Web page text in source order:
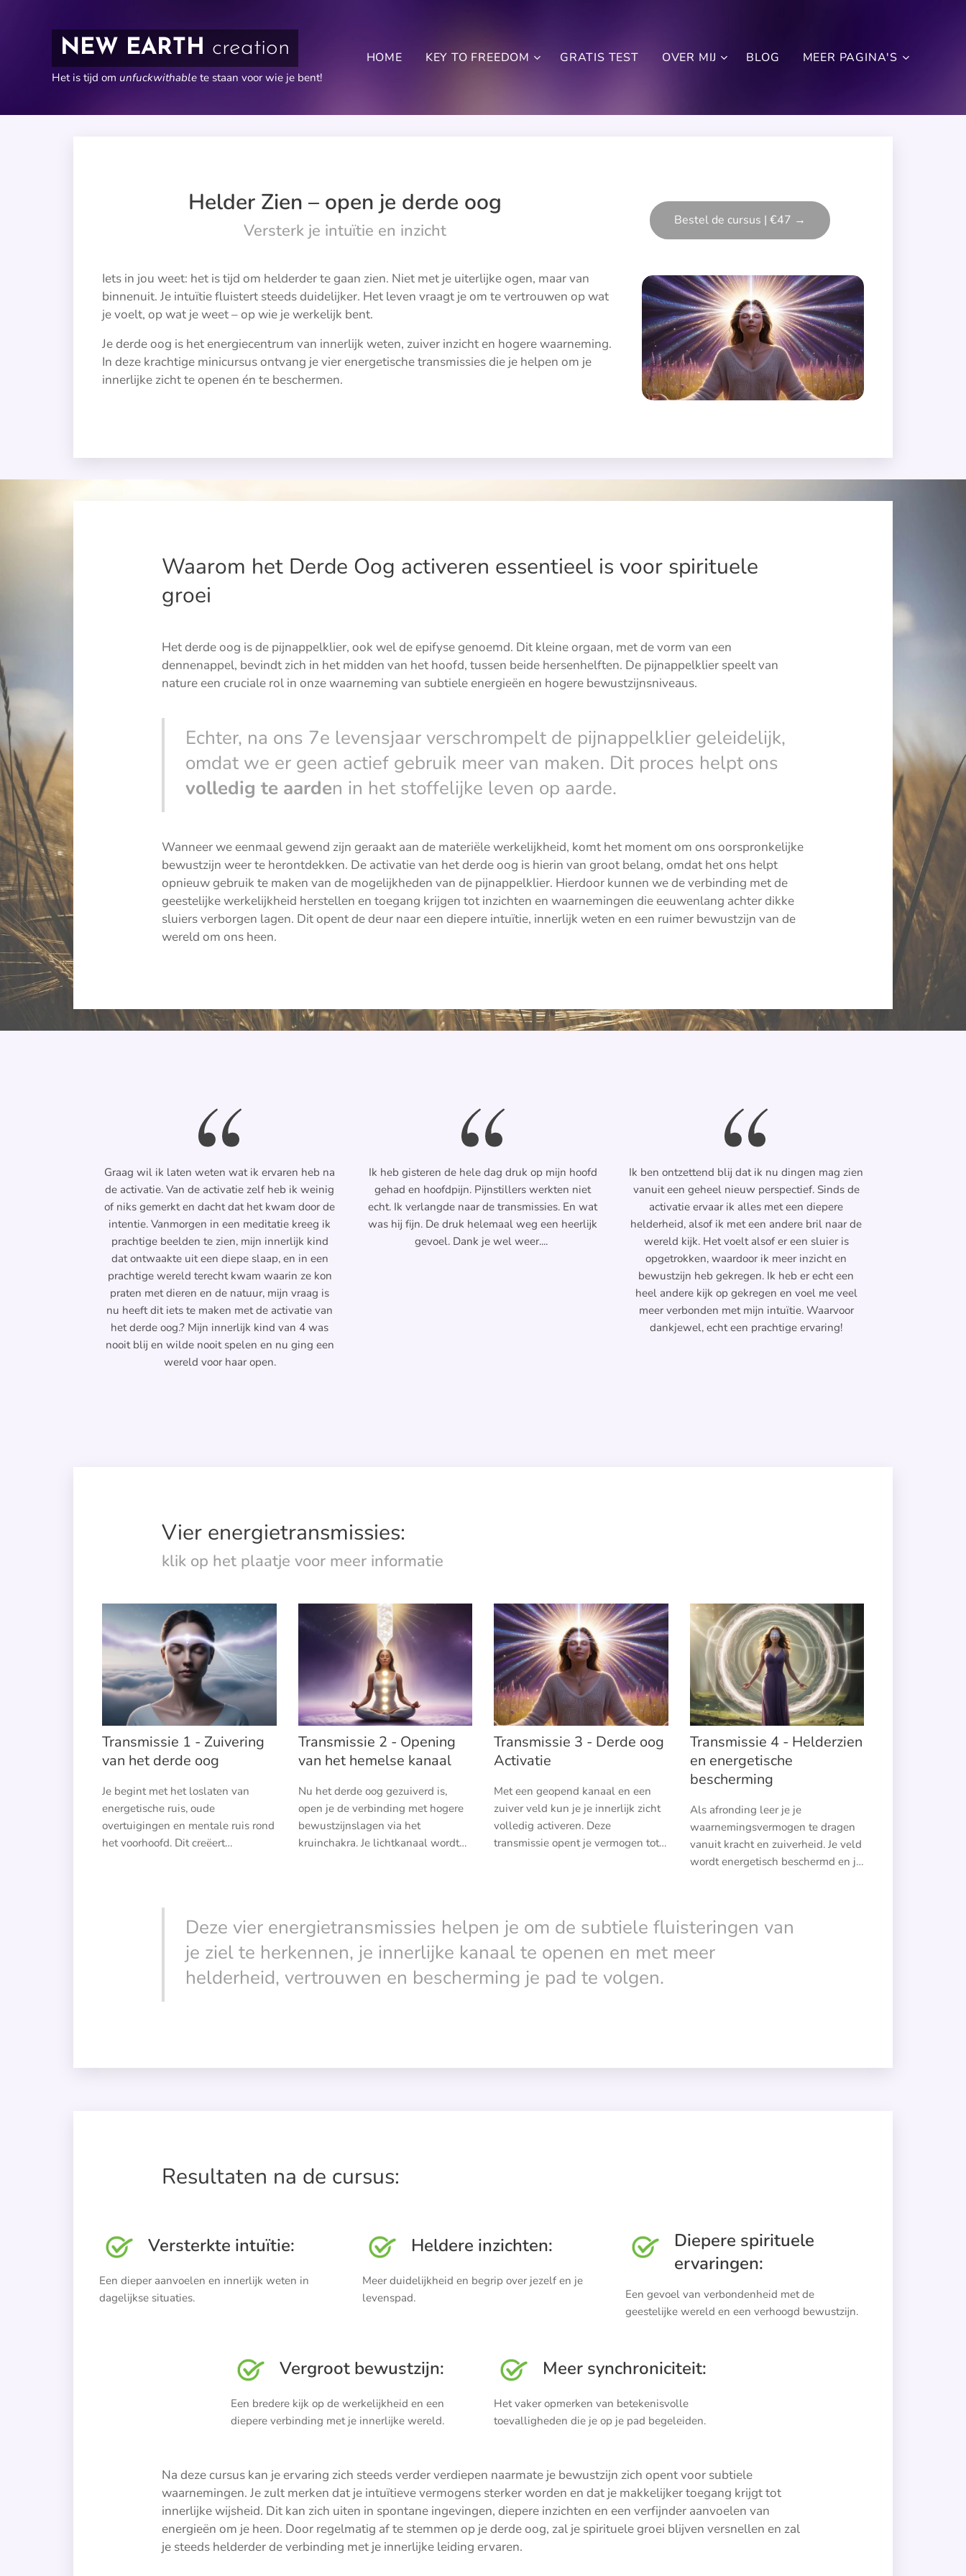
NEW EARTH creation
Het is tijd om unfuckwithable te staan voor wie je bent!
HOME KEY TO FREEDOM GRATIS TEST OVER MIJ BLOG MEER PAGINA'S
Helder Zien – open je derde oog
Versterk je intuïtie en inzicht Bestel de cursus | €47 →
Iets in jou weet: het is tijd om helderder te gaan zien. Niet met je uiterlijke ogen, maar van
binnenuit. Je intuïtie fluistert steeds duidelijker. Het leven vraagt je om te vertrouwen op wat
je voelt, op wat je weet – op wie je werkelijk bent.
Je derde oog is het energiecentrum van innerlijk weten, zuiver inzicht en hogere waarneming.
In deze krachtige minicursus ontvang je vier energetische transmissies die je helpen om je
innerlijke zicht te openen én te beschermen.
Waarom het Derde Oog activeren essentieel is voor spirituele
groei
Het derde oog is de pijnappelklier, ook wel de epifyse genoemd. Dit kleine orgaan, met de vorm van een
dennenappel, bevindt zich in het midden van het hoofd, tussen beide hersenhelften. De pijnappelklier speelt van
nature een cruciale rol in onze waarneming van subtiele energieën en hogere bewustzijnsniveaus.
Echter, na ons 7e levensjaar verschrompelt de pijnappelklier geleidelijk,
omdat we er geen actief gebruik meer van maken. Dit proces helpt ons
volledig te aarden in het stoffelijke leven op aarde.
Wanneer we eenmaal gewend zijn geraakt aan de materiële werkelijkheid, komt het moment om ons oorspronkelijke
bewustzijn weer te herontdekken. De activatie van het derde oog is hierin van groot belang, omdat het ons helpt
opnieuw gebruik te maken van de mogelijkheden van de pijnappelklier. Hierdoor kunnen we de verbinding met de
geestelijke werkelijkheid herstellen en toegang krijgen tot inzichten en waarnemingen die eeuwenlang achter dikke
sluiers verborgen lagen. Dit opent de deur naar een diepere intuïtie, innerlijk weten en een ruimer bewustzijn van de
wereld om ons heen.
Graag wil ik laten weten wat ik ervaren heb na
de activatie. Van de activatie zelf heb ik weinig
of niks gemerkt en dacht dat het kwam door de
intentie. Vanmorgen in een meditatie kreeg ik
prachtige beelden te zien, mijn innerlijk kind
dat ontwaakte uit een diepe slaap, en in een
prachtige wereld terecht kwam waarin ze kon
praten met dieren en de natuur, mijn vraag is
nu heeft dit iets te maken met de activatie van
het derde oog.? Mijn innerlijk kind van 4 was
nooit blij en wilde nooit spelen en nu ging een
wereld voor haar open.
Ik heb gisteren de hele dag druk op mijn hoofd
gehad en hoofdpijn. Pijnstillers werkten niet
echt. Ik verlangde naar de transmissies. En wat
was hij fijn. De druk helemaal weg een heerlijk
gevoel. Dank je wel weer....
Ik ben ontzettend blij dat ik nu dingen mag zien
vanuit een geheel nieuw perspectief. Sinds de
activatie ervaar ik alles met een diepere
helderheid, alsof ik met een andere bril naar de
wereld kijk. Het voelt alsof er een sluier is
opgetrokken, waardoor ik meer inzicht en
bewustzijn heb gekregen. Ik heb er echt een
heel andere kijk op gekregen en voel me veel
meer verbonden met mijn intuïtie. Waarvoor
dankjewel, echt een prachtige ervaring!
Vier energietransmissies:
klik op het plaatje voor meer informatie
Transmissie 1 - Zuivering
van het derde oog
Je begint met het loslaten van
energetische ruis, oude
overtuigingen en mentale ruis rond
het voorhoofd. Dit creëert
waarneming.
Transmissie 2 - Opening
van het hemelse kanaal
Nu het derde oog gezuiverd is,
open je de verbinding met hogere
bewustzijnslagen via het
kruinchakra. Je lichtkanaal wordt
Transmissie 3 - Derde oog
Activatie
Met een geopend kanaal en een
zuiver veld kun je je innerlijk zicht
volledig activeren. Deze
transmissie opent je vermogen tot
Transmissie 4 - Helderzien
en energetische
bescherming
Als afronding leer je je
waarnemingsvermogen te dragen
vanuit kracht en zuiverheid. Je veld
wordt energetisch beschermd en je
blijven in de wereld.
Deze vier energietransmissies helpen je om de subtiele fluisteringen van
je ziel te herkennen, je innerlijke kanaal te openen en met meer
helderheid, vertrouwen en bescherming je pad te volgen.
Resultaten na de cursus:
Versterkte intuïtie:
Een dieper aanvoelen en innerlijk weten in
dagelijkse situaties.
Heldere inzichten:
Meer duidelijkheid en begrip over jezelf en je
levenspad.
Diepere spirituele
ervaringen:
Een gevoel van verbondenheid met de
geestelijke wereld en een verhoogd bewustzijn.
Vergroot bewustzijn:
Een bredere kijk op de werkelijkheid en een
diepere verbinding met je innerlijke wereld.
Meer synchroniciteit:
Het vaker opmerken van betekenisvolle
toevalligheden die je op je pad begeleiden.
Na deze cursus kan je ervaring zich steeds verder verdiepen naarmate je bewustzijn zich opent voor subtiele
waarnemingen. Je zult merken dat je intuïtieve vermogens sterker worden en dat je makkelijker toegang krijgt tot
innerlijke wijsheid. Dit kan zich uiten in spontane ingevingen, diepere inzichten en een verfijnder aanvoelen van
energieën om je heen. Door regelmatig af te stemmen op je derde oog, zal je spirituele groei blijven versnellen en zal
je steeds helderder de verbinding met je innerlijke leiding ervaren.